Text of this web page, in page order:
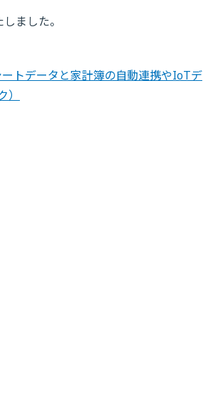
ました。
トデータと家計簿の自動連携やIoTデ
）